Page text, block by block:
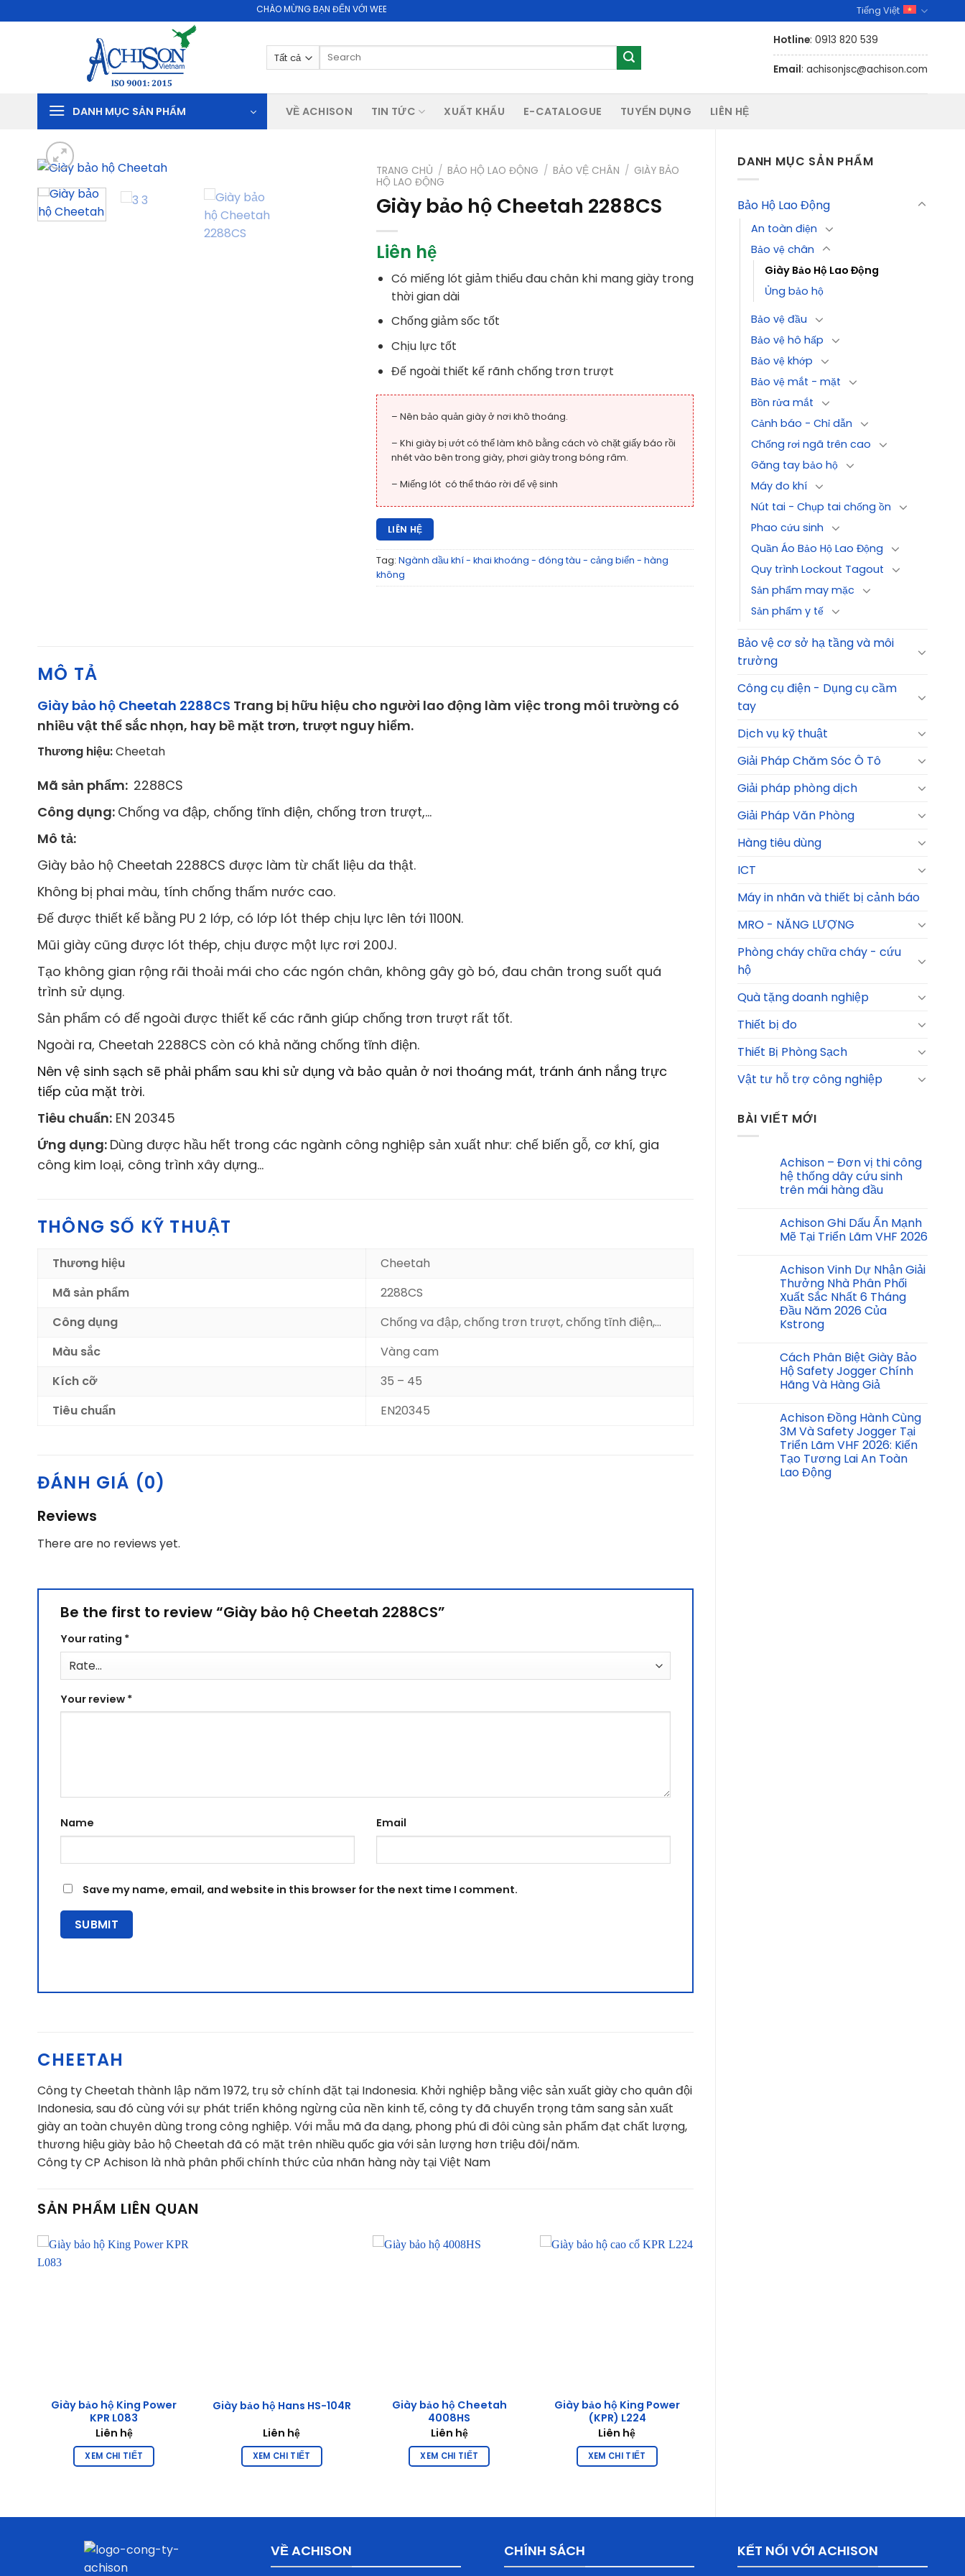
to
CHÀO MỪNG BẠN ĐẾN VỚI WEBSITE CHÍNH THỨC CỦA CÔNG TY CỔ PHẦN ACHISON Tiếng Việt
Search
Hotline: 0913 820 539
Email: achisonjsc@achison.com
DANH MỤC SẢN PHẨM VỀ ACHISON TIN TỨC XUẤT KHẨU E-CATALOGUE TUYỂN DỤNG LIÊN HỆ
DANH MỤC SẢN PHẨM
Bảo Hộ Lao Động
An toàn điện
Bảo vệ chân
Giày Bảo Hộ Lao Động
Ủng bảo hộ
Bảo vệ đầu
Bảo vệ hô hấp
Bảo vệ khớp
Bảo vệ mắt - mặt
Bồn rửa mắt
Cảnh báo - Chỉ dẫn
Chống rơi ngã trên cao
Găng tay bảo hộ
Máy đo khí
Nút tai - Chụp tai chống ồn
Phao cứu sinh
Quần Áo Bảo Hộ Lao Động
Quy trình Lockout Tagout
Sản phẩm may mặc
Sản phẩm y tế
Bảo vệ cơ sở hạ tầng và môi
trường
Công cụ điện - Dụng cụ cầm
tay
Dịch vụ kỹ thuật
Giải Pháp Chăm Sóc Ô Tô
Giải pháp phòng dịch
Giải Pháp Văn Phòng
Hàng tiêu dùng
ICT
Máy in nhãn và thiết bị cảnh báo
MRO - NĂNG LƯỢNG
Phòng cháy chữa cháy - cứu
hộ
Quà tặng doanh nghiệp
Thiết bị đo
Thiết Bị Phòng Sạch
Vật tư hỗ trợ công nghiệp
BÀI VIẾT MỚI
Achison – Đơn vị thi công
hệ thống dây cứu sinh
trên mái hàng đầu
Achison Ghi Dấu Ấn Mạnh
Mẽ Tại Triển Lãm VHF 2026
Achison Vinh Dự Nhận Giải
Thưởng Nhà Phân Phối
Xuất Sắc Nhất 6 Tháng
Đầu Năm 2026 Của
Kstrong
Cách Phân Biệt Giày Bảo
Hộ Safety Jogger Chính
Hãng Và Hàng Giả
Achison Đồng Hành Cùng
3M Và Safety Jogger Tại
Triển Lãm VHF 2026: Kiến
Tạo Tương Lai An Toàn
Lao Động
TRANG CHỦ / BẢO HỘ LAO ĐỘNG / BẢO VỆ CHÂN / GIÀY BẢO
HỘ LAO ĐỘNG
Giày bảo hộ Cheetah 2288CS
Liên hệ
Có miếng lót giảm thiểu đau chân khi mang giày trong
thời gian dài
Chống giảm sốc tốt
Chịu lực tốt
Đế ngoài thiết kế rãnh chống trơn trượt
– Nên bảo quản giày ở nơi khô thoáng.
– Khi giày bị ướt có thể làm khô bằng cách vò chặt giấy báo rồi
nhét vào bên trong giày, phơi giày trong bóng râm.
– Miếng lót có thể tháo rời để vệ sinh
LIÊN HỆ
Tag: Ngành dầu khí - khai khoáng - đóng tàu - cảng biển - hàng
không
MÔ TẢ
Giày bảo hộ Cheetah 2288CS Trang bị hữu hiệu cho người lao động làm việc trong môi trường có
nhiều vật thể sắc nhọn, hay bề mặt trơn, trượt nguy hiểm.
Thương hiệu:Cheetah
Mã sản phẩm: 2288CS
Công dụng: Chống va đập, chống tĩnh điện, chống trơn trượt,…
Mô tả:
Giày bảo hộ Cheetah 2288CS được làm từ chất liệu da thật.
Không bị phai màu, tính chống thấm nước cao.
Đế được thiết kế bằng PU 2 lớp, có lớp lót thép chịu lực lên tới 1100N.
Mũi giày cũng được lót thép, chịu được một lực rơi 200J.
Tạo không gian rộng rãi thoải mái cho các ngón chân, không gây gò bó, đau chân trong suốt quá
trình sử dụng.
Sản phẩm có đế ngoài được thiết kế các rãnh giúp chống trơn trượt rất tốt.
Ngoài ra, Cheetah 2288CS còn có khả năng chống tĩnh điện.
Nên vệ sinh sạch sẽ phải phẩm sau khi sử dụng và bảo quản ở nơi thoáng mát, tránh ánh nắng trực
tiếp của mặt trời.
Tiêu chuẩn: EN 20345
Ứng dụng: Dùng được hầu hết trong các ngành công nghiệp sản xuất như: chế biến gỗ, cơ khí, gia
công kim loại, công trình xây dựng…
THÔNG SỐ KỸ THUẬT
Thương hiệu
Cheetah
Mã sản phẩm
2288CS
Công dụng
Chống va đập, chống trơn trượt, chống tĩnh điện,…
Màu sắc
Vàng cam
Kích cỡ
35 – 45
Tiêu chuẩn
EN20345
ĐÁNH GIÁ (0)
Reviews
There are no reviews yet.
Be the first to review “Giày bảo hộ Cheetah 2288CS”
Your rating *
Your review *
Name Email
Save my name, email, and website in this browser for the next time I comment.
CHEETAH
Công ty Cheetah thành lập năm 1972, trụ sở chính đặt tại Indonesia. Khởi nghiệp bằng việc sản xuất giày cho quân đội
Indonesia, sau đó cùng với sự phát triển không ngừng của nền kinh tế, công ty đã chuyển trọng tâm sang sản xuất
giày an toàn chuyên dùng trong công nghiệp. Với mẫu mã đa dạng, phong phú đi đôi cùng sản phẩm đạt chất lượng,
thương hiệu giày bảo hộ Cheetah đã có mặt trên nhiều quốc gia với sản lượng hơn triệu đôi/năm.
Công ty CP Achison là nhà phân phối chính thức của nhãn hàng này tại Việt Nam
SẢN PHẨM LIÊN QUAN
Giày bảo hộ King Power
KPR L083
Liên hệ
XEM CHI TIẾT
Giày bảo hộ Hans HS-104R
Liên hệ
XEM CHI TIẾT
Giày bảo hộ Cheetah
4008HS
Liên hệ
XEM CHI TIẾT
Giày bảo hộ King Power
(KPR) L224
Liên hệ
XEM CHI TIẾT
VỀ ACHISON CHÍNH SÁCH KẾT NỐI VỚI ACHISON